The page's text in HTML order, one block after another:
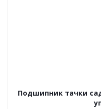
Подшипник тачки